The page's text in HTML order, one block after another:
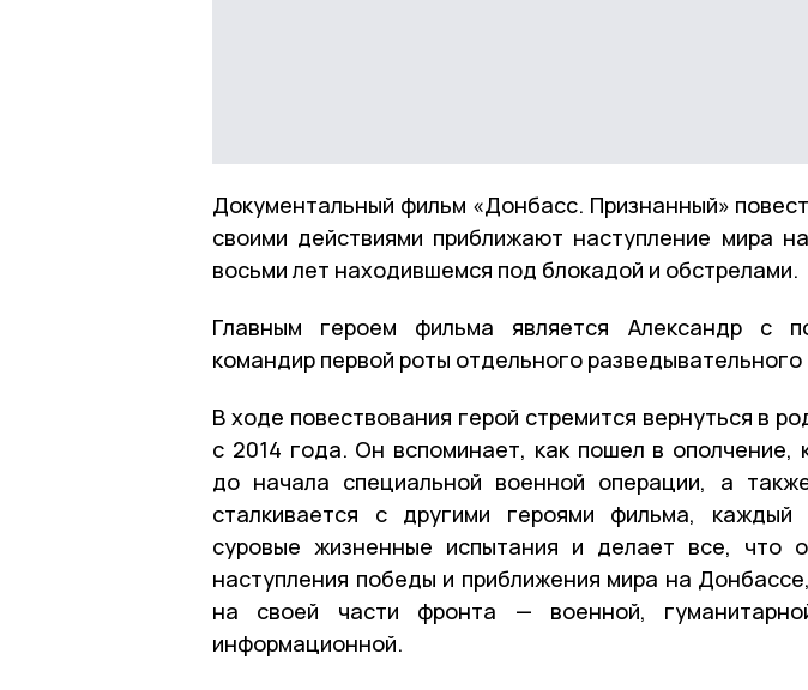
Документальный фильм «Донбасс. Признанный»
своими действиями приближают наступление мира
восьми лет находившемся под блокадой и обстрелами.
Главным героем фильма является Александр с
командир первой роты отдельного
В ходе повествования герой стремится вернуться в
с 2014 года. Он вспоминает, как пошел в ополчение,
до начала специальной военной операции, а
сталкивается с другими героями фильма, каждый
суровые жизненные испытания и делает все, что
наступления победы и приближения мира на
на своей части фронта — военной,
информационной.